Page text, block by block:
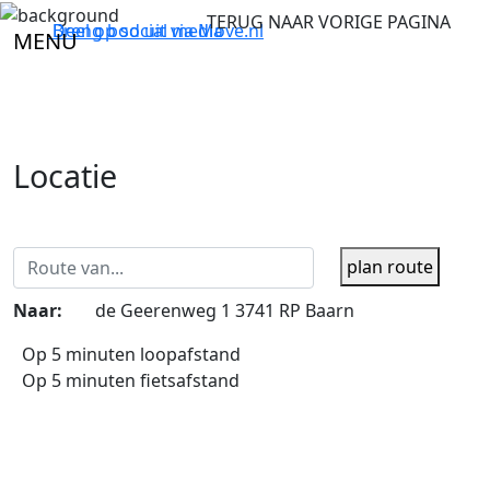
MENU
TERUG NAAR VORIGE PAGINA
Breng bod uit viaMove.nl
Deel op social media
Locatie
plan route
Naar:
de Geerenweg 1 3741 RP Baarn
Op 5 minuten loopafstand
Op 5 minuten fietsafstand